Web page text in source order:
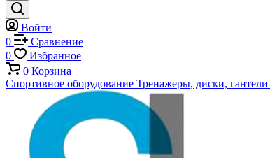
Войти
0
Сравнение
0
Избранное
0 Корзина
Спортивное оборудование Тренажеры, диски, гантели